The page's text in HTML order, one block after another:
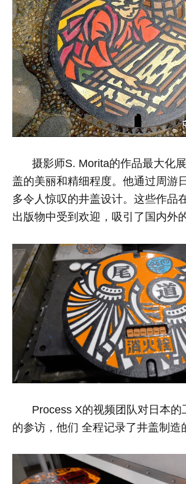
摄影师S. Morita的作品最大化
盖的美丽和精细程度。他通过周游
多令人惊叹的井盖设计。这些作品
出版物中受到欢迎，吸引了国内外
Process X的视频团队对日本的
的参访，他们 全程记录了井盖制造